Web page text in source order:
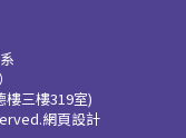
樓三樓319室)
網頁設計